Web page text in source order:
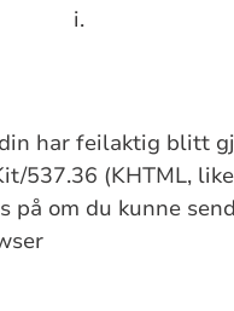
i.
har feilaktig blitt
537.36 (KHTML,
på om du kunne